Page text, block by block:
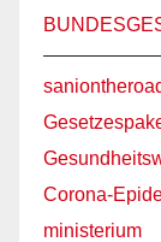
Corona-
ministerium